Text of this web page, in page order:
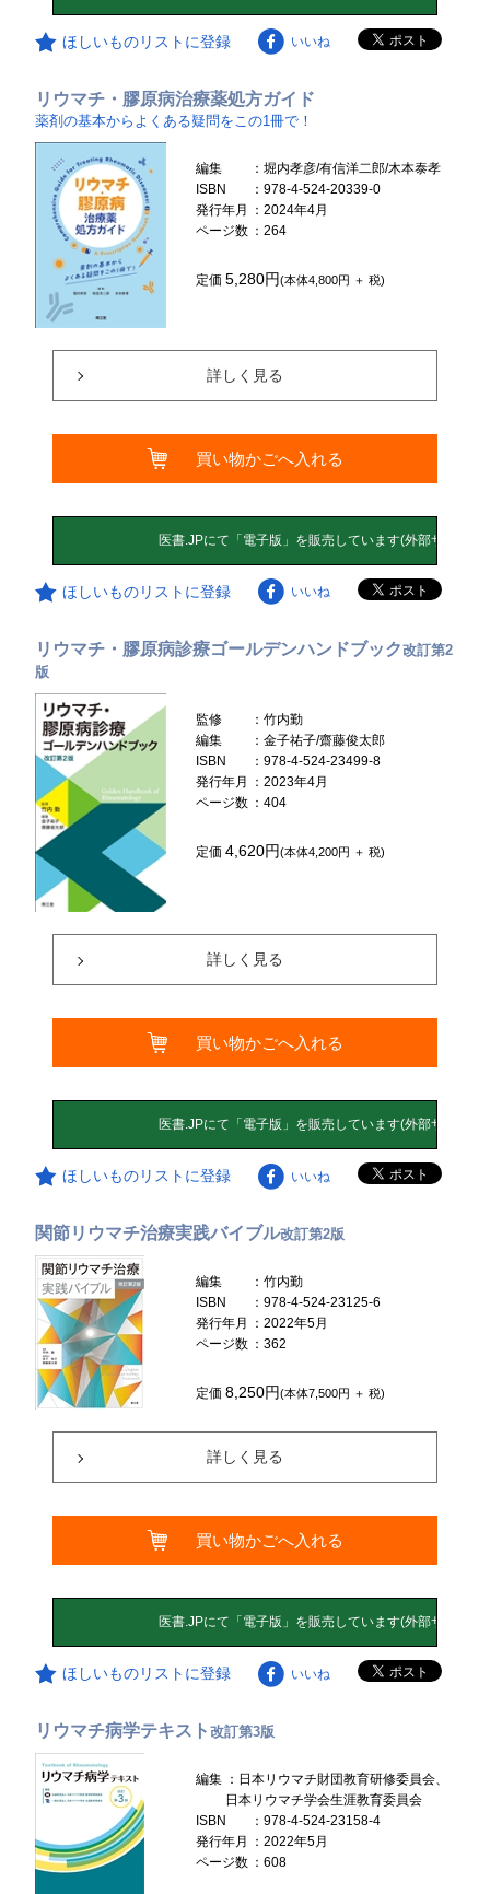
ほしいものリストに登録 いいね
リウマチ・膠原病治療薬処方ガイド
薬剤の基本からよくある疑問をこの1冊で！
編集
：堀内孝彦/有信洋二郎/木本泰孝
ISBN
：978-4-524-20339-0
発行年月
：2024年4月
ページ数 ：264
定価5,280円(本体4,800円 ＋ 税)
詳しく見る
買い物かごへ入れる
ほしいものリストに登録 いいね
リウマチ・膠原病診療ゴールデンハンドブック改訂第2
版
監修
：竹内勤
編集
：金子祐子/齋藤俊太郎
ISBN
：978-4-524-23499-8
発行年月
：2023年4月
ページ数 ：404
定価4,620円(本体4,200円 ＋ 税)
詳しく見る
買い物かごへ入れる
ほしいものリストに登録 いいね
関節リウマチ治療実践バイブル改訂第2版
編集
：竹内勤
ISBN
：978-4-524-23125-6
発行年月
：2022年5月
ページ数 ：362
定価8,250円(本体7,500円 ＋ 税)
詳しく見る
買い物かごへ入れる
ほしいものリストに登録 いいね
リウマチ病学テキスト改訂第3版
編集 ：日本リウマチ財団教育研修委員会、
日本リウマチ学会生涯教育委員会
ISBN
：978-4-524-23158-4
発行年月
：2022年5月
ページ数 ：608